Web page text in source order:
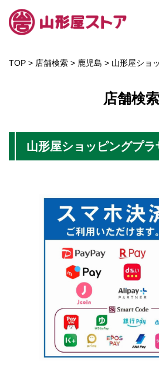
TOP > 店舗検索 > 鹿児島 > 山形屋ショ
店舗検索
山形屋ショッピングプラ